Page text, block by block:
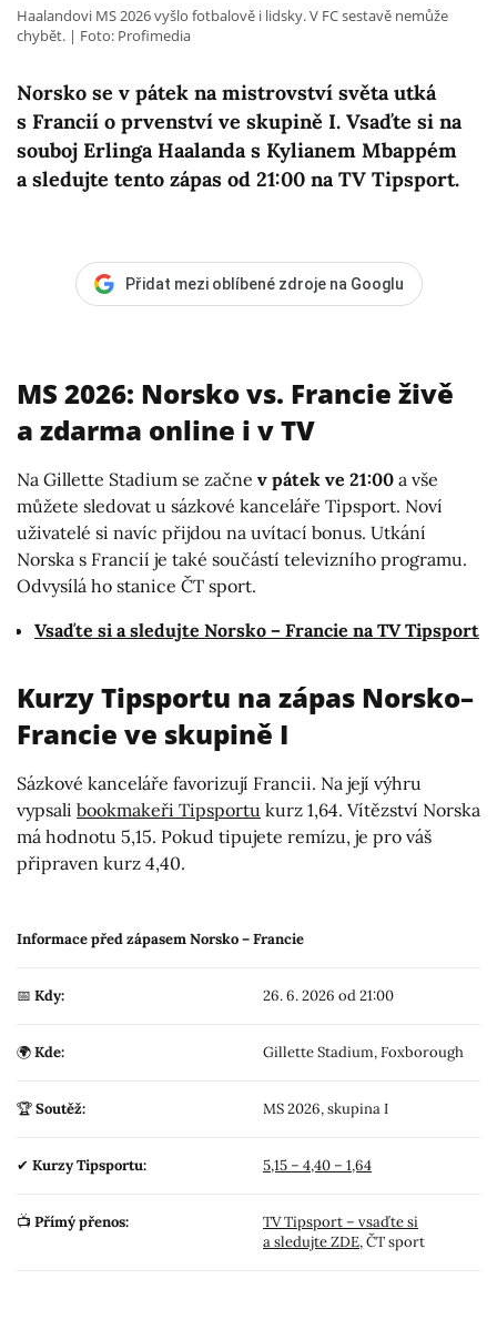
Norsko se v pátek na mistrovství světa utká
s Francií o prvenství ve skupině I. Vsaďte si na
souboj Erlinga Haalanda s Kylianem Mbappém
a sledujte tento zápas od 21:00 na TV Tipsport.
Haalandovi MS 2026 vyšlo fotbalově i lidsky. V FC sestavě nemůže
chybět.
Foto: Profimedia
Přidat mezi oblíbené zdroje na Googlu
MS 2026: Norsko vs. Francie živě
a zdarma online i v TV
Na Gillette Stadium se začne v pátek ve 21:00 a vše
můžete sledovat u sázkové kanceláře Tipsport. Noví
uživatelé si navíc přijdou na uvítací bonus. Utkání
Norska s Francií je také součástí televizního programu.
Odvysílá ho stanice ČT sport.
Vsaďte si a sledujte Norsko – Francie na TV Tipsport
Kurzy Tipsportu na zápas Norsko–
Francie ve skupině I
Sázkové kanceláře favorizují Francii. Na její výhru
vypsali bookmakeři Tipsportu kurz 1,64. Vítězství Norska
má hodnotu 5,15. Pokud tipujete remízu, je pro váš
připraven kurz 4,40.
Informace před zápasem Norsko – Francie
📅 Kdy: 26. 6. 2026 od 21:00
🌍Kde: Gillette Stadium, Foxborough
🏆Soutěž: MS 2026, skupina I
✔ Kurzy Tipsportu: 5,15 – 4,40 – 1,64
📺 Přímý přenos:
TV Tipsport – vsaďte si
a sledujte ZDE, ČT sport